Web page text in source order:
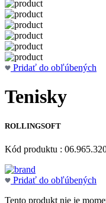
Pridať do obľúbených
Tenisky
ROLLINGSOFT
Kód produktu :
Pridať do obľúbených
Tento produkt nie je